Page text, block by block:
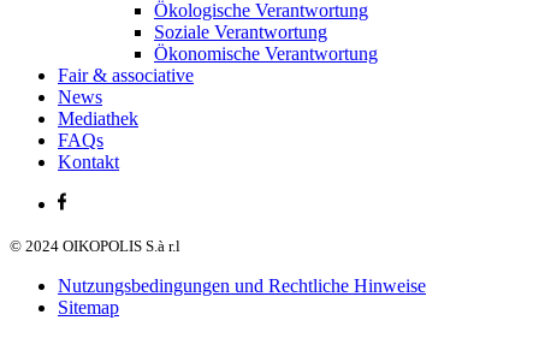
Ökologische Verantwortung
Soziale Verantwortung
Ökonomische Verantwortung
Fair & associative
News
Mediathek
FAQs
Kontakt
© 2024 OIKOPOLIS S.à r.l
Nutzungsbedingungen und Rechtliche Hinweise
Sitemap